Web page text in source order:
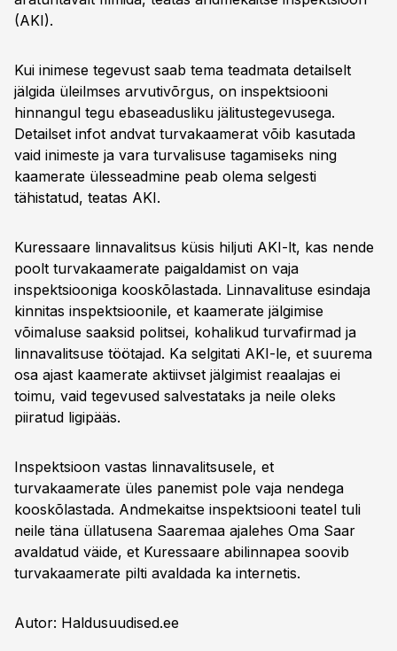
(AKI).
Kui inimese tegevust saab tema teadmata detailselt
jälgida üleilmses arvutivõrgus, on inspektsiooni
hinnangul tegu ebaseadusliku jälitustegevusega.
Detailset infot andvat turvakaamerat võib kasutada
vaid inimeste ja vara turvalisuse tagamiseks ning
kaamerate ülesseadmine peab olema selgesti
tähistatud, teatas AKI.
Kuressaare linnavalitsus küsis hiljuti AKI-lt, kas nende
poolt turvakaamerate paigaldamist on vaja
inspektsiooniga kooskõlastada. Linnavalituse esindaja
kinnitas inspektsioonile, et kaamerate jälgimise
võimaluse saaksid politsei, kohalikud turvafirmad ja
linnavalitsuse töötajad. Ka selgitati AKI-le, et suurema
osa ajast kaamerate aktiivset jälgimist reaalajas ei
toimu, vaid tegevused salvestataks ja neile oleks
piiratud ligipääs.
Inspektsioon vastas linnavalitsusele, et
turvakaamerate üles panemist pole vaja nendega
kooskõlastada. Andmekaitse inspektsiooni teatel tuli
neile täna üllatusena Saaremaa ajalehes Oma Saar
avaldatud väide, et Kuressaare abilinnapea soovib
turvakaamerate pilti avaldada ka internetis.
Autor: Haldusuudised.ee